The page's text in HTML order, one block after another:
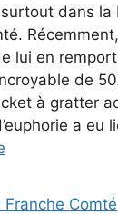
dans la
lui en
de
à gratter
a eu
Comté